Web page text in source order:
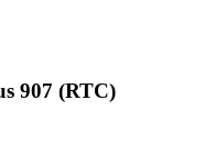
907 (RTC)